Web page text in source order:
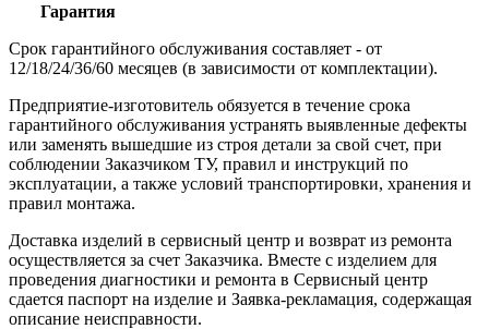
Гарантия
Срок гарантийного обслуживания составляет - от
12/18/24/36/60 месяцев (в зависимости от комплектации).
Предприятие-изготовитель обязуется в течение срока
гарантийного обслуживания устранять выявленные дефекты
или заменять вышедшие из строя детали за свой счет, при
соблюдении Заказчиком ТУ, правил и инструкций по
эксплуатации, а также условий транспортировки, хранения и
правил монтажа.
Доставка изделий в сервисный центр и возврат из ремонта
осуществляется за счет Заказчика. Вместе с изделием для
проведения диагностики и ремонта в Сервисный центр
сдается паспорт на изделие и Заявка-рекламация, содержащая
описание неисправности.